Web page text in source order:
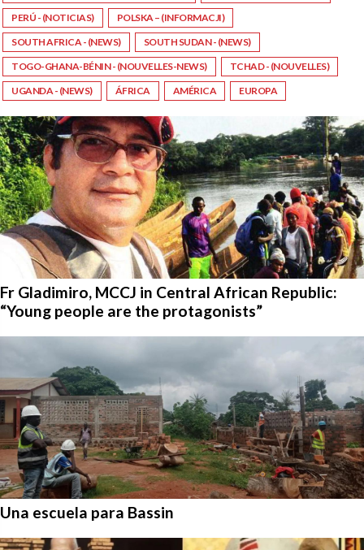
PERÚ - (NOTICIAS)
POLSKA – (INFORMACJI)
SOUTH AFRICA - (NEWS)
SOUTH SUDAN - (NEWS)
TOGO-GHANA-BÉNIN - (NOUVELLES-NEWS)
TCHAD - (NOUVELLES)
UGANDA - (NEWS)
ÁFRICA AMÉRICA EUROPA
Fr Gladimiro, MCCJ in Central African Republic:
“Young people are the protagonists”
Una escuela para Bassin